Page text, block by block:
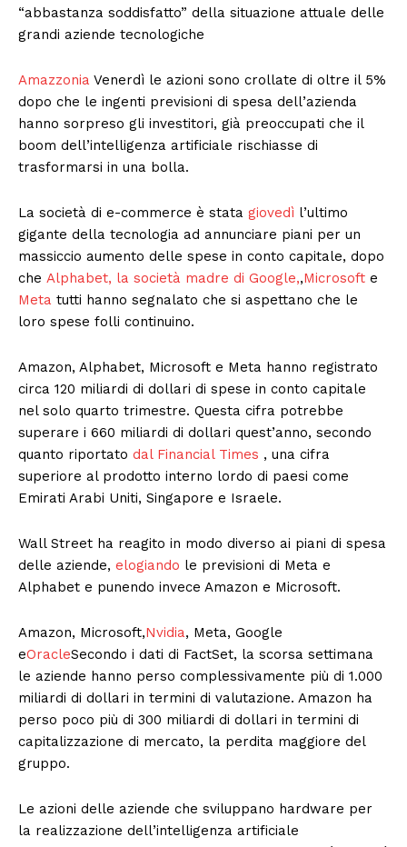
“abbastanza soddisfatto” della situazione attuale delle
grandi aziende tecnologiche
Amazzonia Venerdì le azioni sono crollate di oltre il 5%
dopo che le ingenti previsioni di spesa dell’azienda
hanno sorpreso gli investitori, già preoccupati che il
boom dell’intelligenza artificiale rischiasse di
trasformarsi in una bolla.
La società di e-commerce è stata giovedì l’ultimo
gigante della tecnologia ad annunciare piani per un
massiccio aumento delle spese in conto capitale, dopo
che Alphabet, la società madre di Google,,Microsoft e
Meta tutti hanno segnalato che si aspettano che le
loro spese folli continuino.
Amazon, Alphabet, Microsoft e Meta hanno registrato
circa 120 miliardi di dollari di spese in conto capitale
nel solo quarto trimestre. Questa cifra potrebbe
superare i 660 miliardi di dollari quest’anno, secondo
quanto riportato dal Financial Times , una cifra
superiore al prodotto interno lordo di paesi come
Emirati Arabi Uniti, Singapore e Israele.
Wall Street ha reagito in modo diverso ai piani di spesa
delle aziende, elogiando le previsioni di Meta e
Alphabet e punendo invece Amazon e Microsoft.
Amazon, Microsoft,Nvidia, Meta, Google
eOracleSecondo i dati di FactSet, la scorsa settimana
le aziende hanno perso complessivamente più di 1.000
miliardi di dollari in termini di valutazione. Amazon ha
perso poco più di 300 miliardi di dollari in termini di
capitalizzazione di mercato, la perdita maggiore del
gruppo.
Le azioni delle aziende che sviluppano hardware per
la realizzazione dell’intelligenza artificiale